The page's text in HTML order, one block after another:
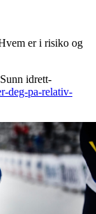
er i risiko og
idrett-
deg-pa-relativ-